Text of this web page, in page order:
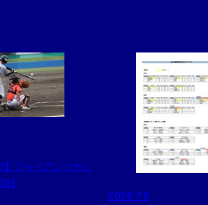
】ジャイアンツカッ
戦
2026.7.5